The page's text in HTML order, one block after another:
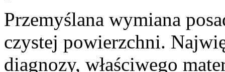
Przemyślana wymiana
czystej powierzchni.
diagnozy, właściwego